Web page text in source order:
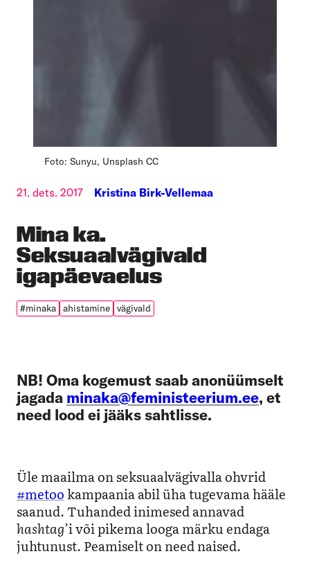
Foto: Sunyu, Unsplash CC
Mina ka.
Seksuaalvägivald
igapäevaelus
21. dets. 2017 Kristina Birk-Vellemaa
#minaka ahistamine vägivald
NB! Oma kogemust saab anonüümselt
jagada minaka@feministeerium.ee, et
need lood ei jääks sahtlisse.
Üle maailma on seksuaalvägivalla ohvrid
#metookampaania abil üha tugevama hääle
saanud. Tuhanded inimesed annavad
hashtag’ivõi pikema looga märku endaga
juhtunust. Peamiselt on need naised.